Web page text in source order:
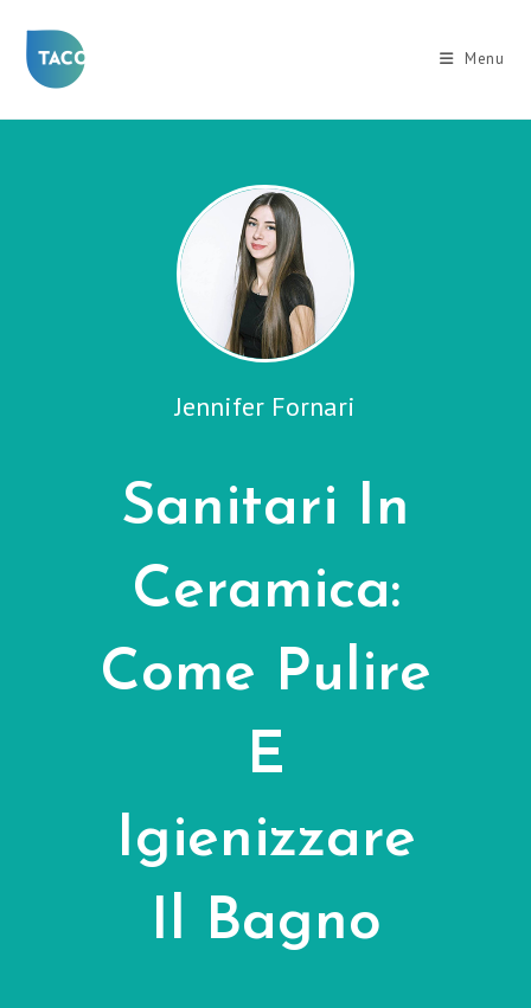
contenuto
Menu
Jennifer Fornari
Sanitari In
Ceramica:
Come Pulire
E
Igienizzare
Il Bagno